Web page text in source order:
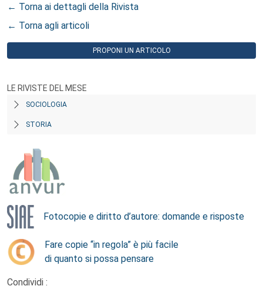
← Torna ai dettagli della Rivista
← Torna agli articoli
PROPONI UN ARTICOLO
LE RIVISTE DEL MESE
SOCIOLOGIA
STORIA
Fotocopie e diritto d’autore: domande e risposte
Fare copie “in regola” è più facile
di quanto si possa pensare
Condividi :